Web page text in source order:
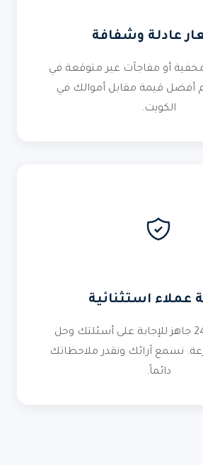
عادلة وشفافة
أو مفاجآت غير متوقعة في
أفضل قيمة مقابل أموالك في
الكويت.
عملاء استثنائية
فريق دعم 24/7 جاهز للإجابة على أسئلتك وحل
نسمع آرائك ونقدر ملاحظاتك
دائماً.